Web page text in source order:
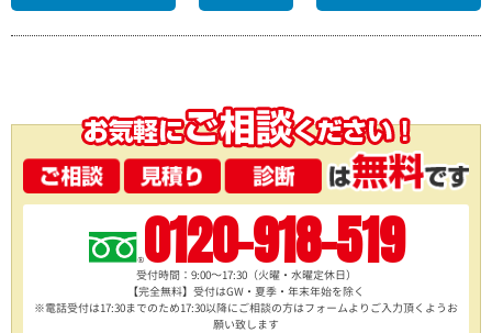
0120-918-519
受付時間：9:00～17:30（火曜・水曜定休日）
【完全無料】受付はGW・夏季・年末年始を除く
※電話受付は17:30までのため17:30以降にご相談の方はフォームよりご入力頂くようお
願い致します